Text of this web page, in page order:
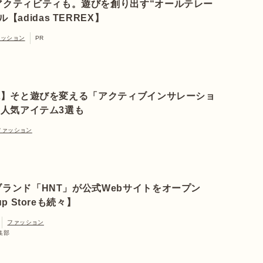
ティビティも。遊びを創り出す“オールテレー
【adidas TERREX】
ション PR
そと遊びを変える「アクティブインサレーショ
気アイテム3選も
ァッション
ランド「HNT」が公式Webサイトをオープン
Storeも続々】
ファッション
部